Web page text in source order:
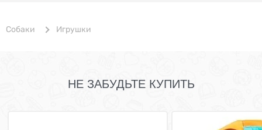
Собаки Игрушки
НЕ ЗАБУДЬТЕ КУПИТЬ